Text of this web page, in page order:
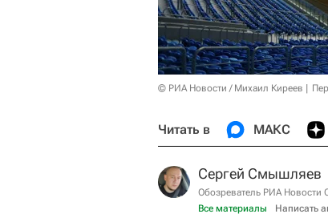
© РИА Новости / Михаил Киреев
Читать в МАКС
Сергей Смышляев
Обозреватель РИА Новости
Все материалы
Написать